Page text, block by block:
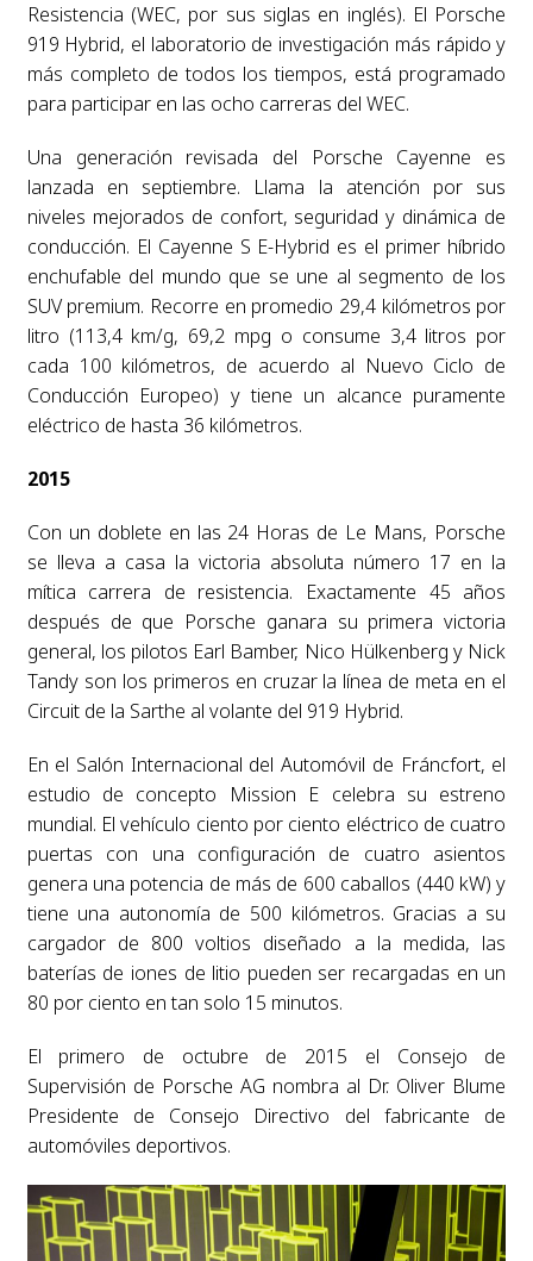
Resistencia (WEC, por sus siglas en inglés). El Porsche
919 Hybrid, el laboratorio de investigación más rápido y
más completo de todos los tiempos, está programado
para participar en las ocho carreras del WEC.
Una generación revisada del Porsche Cayenne es
lanzada en septiembre. Llama la atención por sus
niveles mejorados de confort, seguridad y dinámica de
conducción. El Cayenne S E-Hybrid es el primer híbrido
enchufable del mundo que se une al segmento de los
SUV premium. Recorre en promedio 29,4 kilómetros por
litro (113,4 km/g, 69,2 mpg o consume 3,4 litros por
cada 100 kilómetros, de acuerdo al Nuevo Ciclo de
Conducción Europeo) y tiene un alcance puramente
eléctrico de hasta 36 kilómetros.
2015
Con un doblete en las 24 Horas de Le Mans, Porsche
se lleva a casa la victoria absoluta número 17 en la
mítica carrera de resistencia. Exactamente 45 años
después de que Porsche ganara su primera victoria
general, los pilotos Earl Bamber, Nico Hülkenberg y Nick
Tandy son los primeros en cruzar la línea de meta en el
Circuit de la Sarthe al volante del 919 Hybrid.
En el Salón Internacional del Automóvil de Fráncfort, el
estudio de concepto Mission E celebra su estreno
mundial. El vehículo ciento por ciento eléctrico de cuatro
puertas con una configuración de cuatro asientos
genera una potencia de más de 600 caballos (440 kW) y
tiene una autonomía de 500 kilómetros. Gracias a su
cargador de 800 voltios diseñado a la medida, las
baterías de iones de litio pueden ser recargadas en un
80 por ciento en tan solo 15 minutos.
El primero de octubre de 2015 el Consejo de
Supervisión de Porsche AG nombra al Dr. Oliver Blume
Presidente de Consejo Directivo del fabricante de
automóviles deportivos.